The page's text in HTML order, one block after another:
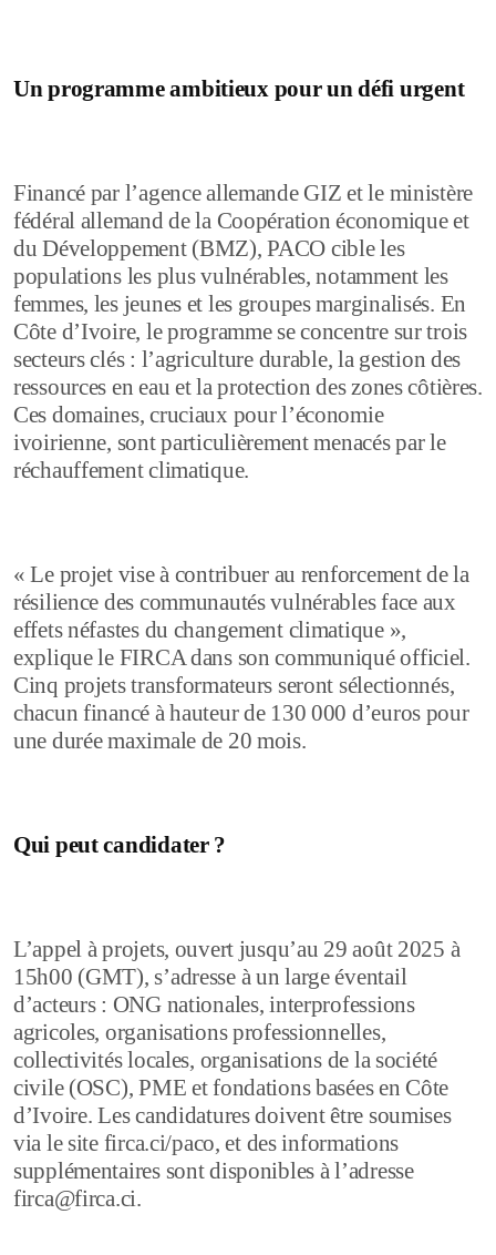
Un programme ambitieux pour un défi urgent
Financé par l’agence allemande GIZ et le ministère
fédéral allemand de la Coopération économique et
du Développement (BMZ), PACO cible les
populations les plus vulnérables, notamment les
femmes, les jeunes et les groupes marginalisés. En
Côte d’Ivoire, le programme se concentre sur trois
secteurs clés : l’agriculture durable, la gestion des
ressources en eau et la protection des zones côtières.
Ces domaines, cruciaux pour l’économie
ivoirienne, sont particulièrement menacés par le
réchauffement climatique.
« Le projet vise à contribuer au renforcement de la
résilience des communautés vulnérables face aux
effets néfastes du changement climatique »,
explique le FIRCA dans son communiqué officiel.
Cinq projets transformateurs seront sélectionnés,
chacun financé à hauteur de 130 000 d’euros pour
une durée maximale de 20 mois.
Qui peut candidater ?
L’appel à projets, ouvert jusqu’au 29 août 2025 à
15h00 (GMT), s’adresse à un large éventail
d’acteurs : ONG nationales, interprofessions
agricoles, organisations professionnelles,
collectivités locales, organisations de la société
civile (OSC), PME et fondations basées en Côte
d’Ivoire. Les candidatures doivent être soumises
via le site firca.ci/paco, et des informations
supplémentaires sont disponibles à l’adresse
firca@firca.ci.